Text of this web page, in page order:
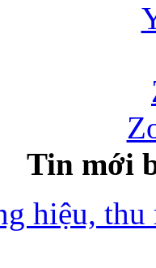
Tin mới
hiệu,